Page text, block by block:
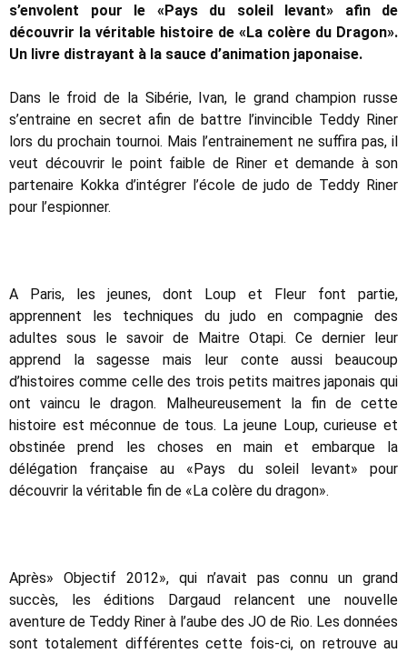
s’envolent pour le «Pays du soleil levant» afin de
découvrir la véritable histoire de «La colère du Dragon».
Un livre distrayant à la sauce d’animation japonaise.
Dans le froid de la Sibérie, Ivan, le grand champion russe
s’entraine en secret afin de battre l’invincible Teddy Riner
lors du prochain tournoi. Mais l’entrainement ne suffira pas, il
veut découvrir le point faible de Riner et demande à son
partenaire Kokka d’intégrer l’école de judo de Teddy Riner
pour l’espionner.
A Paris, les jeunes, dont Loup et Fleur font partie,
apprennent les techniques du judo en compagnie des
adultes sous le savoir de Maitre Otapi. Ce dernier leur
apprend la sagesse mais leur conte aussi beaucoup
d’histoires comme celle des trois petits maitres japonais qui
ont vaincu le dragon. Malheureusement la fin de cette
histoire est méconnue de tous. La jeune Loup, curieuse et
obstinée prend les choses en main et embarque la
délégation française au «Pays du soleil levant» pour
découvrir la véritable fin de «La colère du dragon».
Après» Objectif 2012», qui n’avait pas connu un grand
succès, les éditions Dargaud relancent une nouvelle
aventure de Teddy Riner à l’aube des JO de Rio. Les données
sont totalement différentes cette fois-ci, on retrouve au